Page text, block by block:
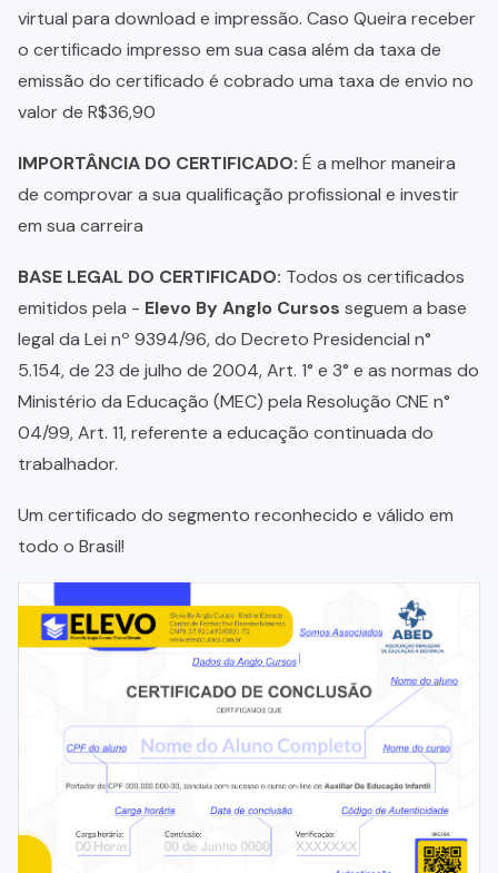
virtual para download e impressão. Caso Queira receber
o certificado impresso em sua casa além da taxa de
emissão do certificado é cobrado uma taxa de envio no
valor de R$36,90
IMPORTÂNCIA DO CERTIFICADO: É a melhor maneira
de comprovar a sua qualificação profissional e investir
em sua carreira
BASE LEGAL DO CERTIFICADO: Todos os certificados
emitidos pela - Elevo By Anglo Cursos seguem a base
legal da Lei nº 9394/96, do Decreto Presidencial n°
5.154, de 23 de julho de 2004, Art. 1° e 3° e as normas do
Ministério da Educação (MEC) pela Resolução CNE n°
04/99, Art. 11, referente a educação continuada do
trabalhador.
Um certificado do segmento reconhecido e válido em
todo o Brasil!